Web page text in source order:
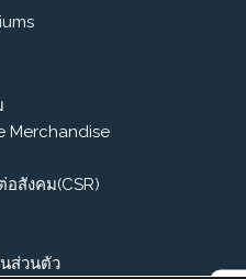
Merchandise
สังคม(CSR)
ส่วนตัว